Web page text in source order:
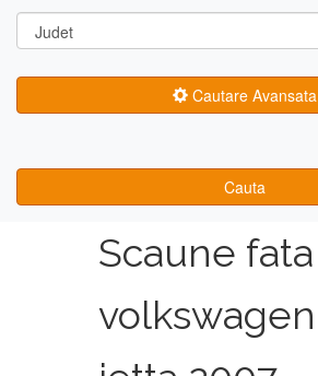
Cautare Avansata
Cauta
Scaune fata
volkswagen